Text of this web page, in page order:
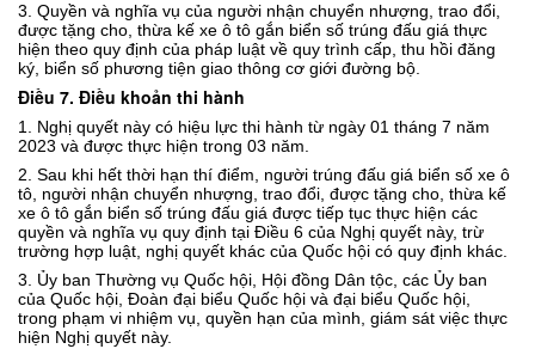
3. Quyền và nghĩa vụ của người nhận chuyển nhượng, trao đổi,
được tặng cho, thừa kế xe ô tô gắn biển số trúng đấu giá thực
hiện theo quy định của pháp luật về quy trình cấp, thu hồi đăng
ký biển số phương tiện giao thông cơ giới đường bộ.
Điều 7. Điều khoản thi hành
1. Nghị quyết này có hiệu lực thi hành từ ngày 01 tháng 7 năm
2023 và được thực hiện trong 03 năm.
2. Sau khi hết thời hạn thí điểm, người trúng đấu giá biển số xe ô
tô người nhận chuyển nhượng trao đổi , được tặng cho thừa kế
xe ô tô gắn biển số trúng đấu giá được tiếp tục thực hiện các
quyền và nghĩa vụ quy định tại Điều 6 của Nghị quyết này, trừ
trường hợp luật, nghị quyết khác của Quốc hội có quy định khác.
3. Ủy ban Thường vụ Quốc hội, Hội đồng Dân tộc, các Ủy ban
của Quốc hội, Đoàn đại biểu Quốc hội và đại biểu Quốc hội,
trong phạm vi nhiệm vụ, quyền hạn của mình, giám sát việc thực
hiện Nghị quyết này.